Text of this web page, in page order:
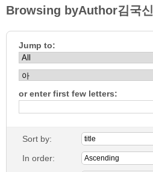
Browsing byAuthor김국신
Jump to:
or enter first few letters:
Sort by:
In order: